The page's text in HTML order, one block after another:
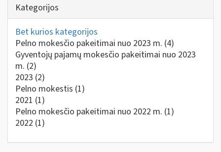
Kategorijos
Bet kurios kategorijos
Pelno mokesčio pakeitimai nuo 2023 m. (4)
Gyventojų pajamų mokesčio pakeitimai nuo 2023
m. (2)
2023 (2)
Pelno mokestis (1)
2021 (1)
Pelno mokesčio pakeitimai nuo 2022 m. (1)
2022 (1)